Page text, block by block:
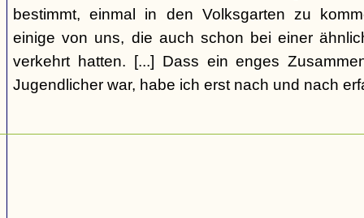
bestimmt, einmal in den Volksgarten zu
einige von uns, die auch schon bei einer
verkehrt hatten. [...] Dass ein enges
Jugendlicher war, habe ich erst nach und nach